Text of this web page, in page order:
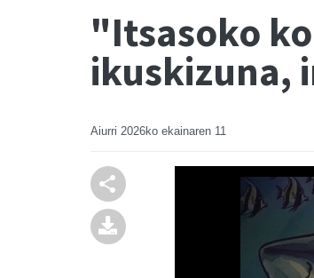
"Itsasoko
ikuskizuna,
Aiurri 2026ko ekainaren 11